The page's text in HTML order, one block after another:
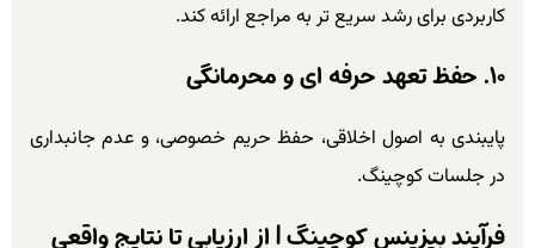
کاربردی برای رشد سریع تر به مراجع ارائه کند.
۱۰. حفظ تعهد حرفه ای و محرمانگی
پایبندی به اصول اخلاقی، حفظ حریم خصوصی، و عدم جانبداری
در جلسات کوچینگ.
فرآیند بیزینس کوچینگ | از ارزیابی تا نتایج واقعی